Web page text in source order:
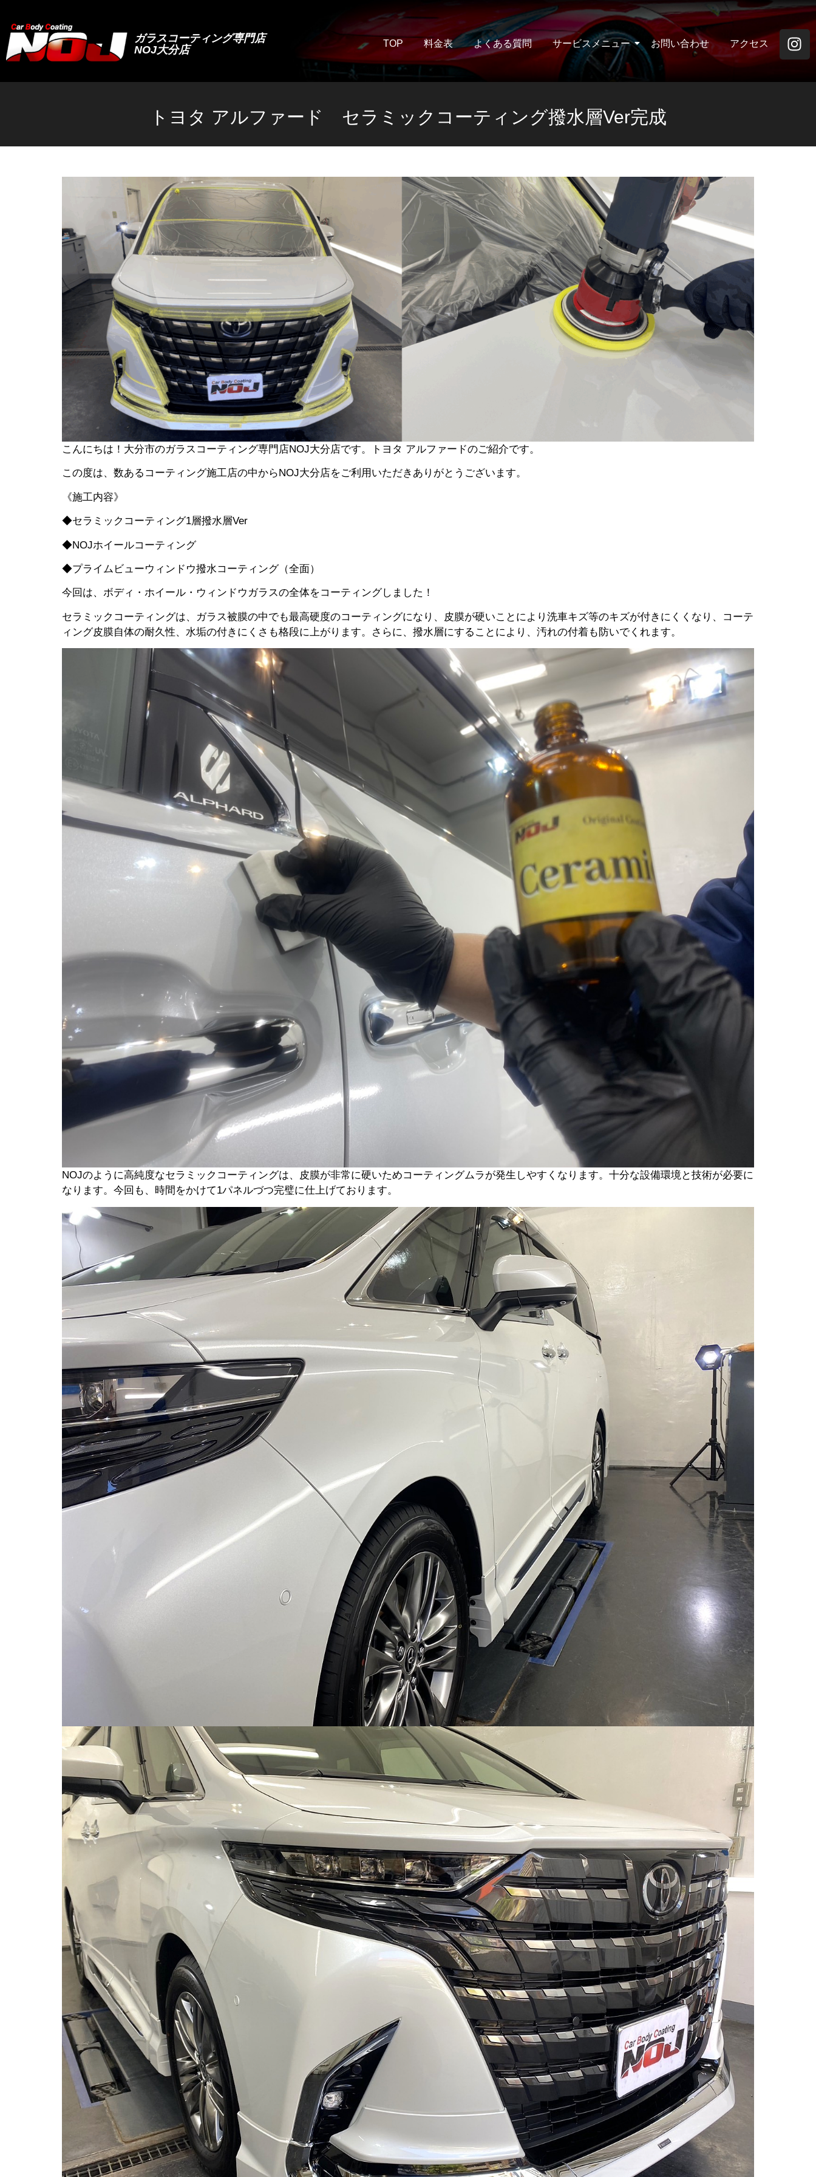
ガラスコーティング専門店
NOJ大分店
TOP 料金表 よくある質問 サービスメニュー お問い合わせ アクセス
トヨタ アルファード セラミックコーティング撥水層Ver完成
こんにちは！大分市のガラスコーティング専門店NOJ大分店です。トヨタ アルファードのご紹介です。
この度は、数あるコーティング施工店の中からNOJ大分店をご利用いただきありがとうございます。
《施工内容》
◆セラミックコーティング1層撥水層Ver
◆NOJホイールコーティング
◆プライムビューウィンドウ撥水コーティング（全面）
今回は、ボディ・ホイール・ウィンドウガラスの全体をコーティングしました！
セラミックコーティングは、ガラス被膜の中でも最高硬度のコーティングになり、皮膜が硬いことにより洗車キズ等のキズが付きにくくなり、コーテ
ィング皮膜自体の耐久性、水垢の付きにくさも格段に上がります。さらに、撥水層にすることにより、汚れの付着も防いでくれます。
NOJのように高純度なセラミックコーティングは、皮膜が非常に硬いためコーティングムラが発生しやすくなります。十分な設備環境と技術が必要に
なります。今回も、時間をかけて1パネルづつ完璧に仕上げております。